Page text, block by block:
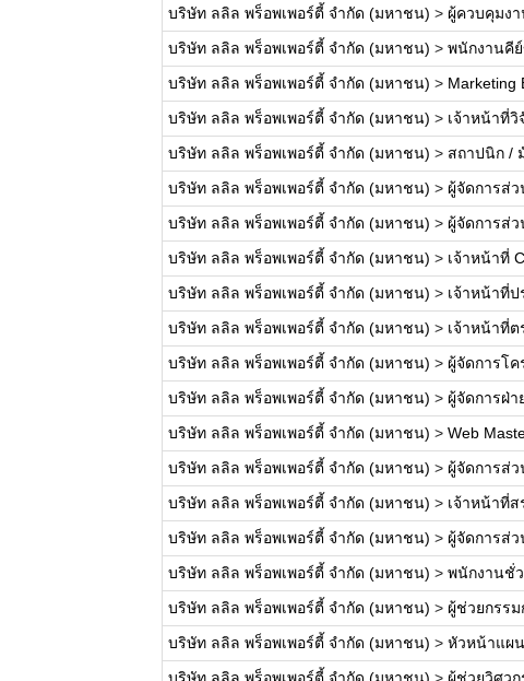
บริษัท ลลิล พร็อพเพอร์ตี้ จำกัด (มหาชน) > ผู้ควบคุมง
บริษัท ลลิล พร็อพเพอร์ตี้ จำกัด (มหาชน) > พนักงานคี
บริษัท ลลิล พร็อพเพอร์ตี้ จำกัด (มหาชน) > Marketing
บริษัท ลลิล พร็อพเพอร์ตี้ จำกัด (มหาชน) > เจ้าหน้าที่วิ
บริษัท ลลิล พร็อพเพอร์ตี้ จำกัด (มหาชน) > สถาปนิก /
บริษัท ลลิล พร็อพเพอร์ตี้ จำกัด (มหาชน) > ผู้จัดการส่
บริษัท ลลิล พร็อพเพอร์ตี้ จำกัด (มหาชน) > ผู้จัดการส่ว
บริษัท ลลิล พร็อพเพอร์ตี้ จำกัด (มหาชน) > เจ้าหน้าที่
บริษัท ลลิล พร็อพเพอร์ตี้ จำกัด (มหาชน) > เจ้าหน้าที่
บริษัท ลลิล พร็อพเพอร์ตี้ จำกัด (มหาชน) > เจ้าหน้าที่
บริษัท ลลิล พร็อพเพอร์ตี้ จำกัด (มหาชน) > ผู้จัดการโ
บริษัท ลลิล พร็อพเพอร์ตี้ จำกัด (มหาชน) > ผู้จัดการฝ่
บริษัท ลลิล พร็อพเพอร์ตี้ จำกัด (มหาชน) > Web
บริษัท ลลิล พร็อพเพอร์ตี้ จำกัด (มหาชน) > ผู้จัดการส่
บริษัท ลลิล พร็อพเพอร์ตี้ จำกัด (มหาชน) > เจ้าหน้าที่ส
บริษัท ลลิล พร็อพเพอร์ตี้ จำกัด (มหาชน) > ผู้จัดการส่
บริษัท ลลิล พร็อพเพอร์ตี้ จำกัด (มหาชน) > พนักงานชั่
บริษัท ลลิล พร็อพเพอร์ตี้ จำกัด (มหาชน) > ผู้ช่วยกรร
บริษัท ลลิล พร็อพเพอร์ตี้ จำกัด (มหาชน) > หัวหน้าแผ